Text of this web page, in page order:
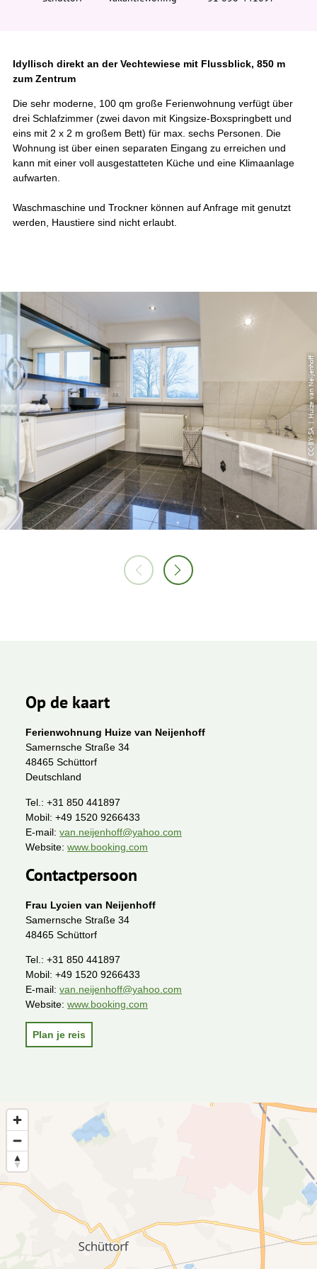
e
Idyllisch direkt an der Vechtewiese mit Flussblick, 850 m
zum Zentrum
Die sehr moderne, 100 qm große Ferienwohnung verfügt über
drei Schlafzimmer (zwei davon mit Kingsize-Boxspringbett und
eins mit 2 x 2 m großem Bett) für max. sechs Personen. Die
Wohnung ist über einen separaten Eingang zu erreichen und
kann mit einer voll ausgestatteten Küche und eine Klimaanlage
aufwarten.
Waschmaschine und Trockner können auf Anfrage mit genutzt
werden, Haustiere sind nicht erlaubt.
© CC-BY-SA | Huize van Neijenhoff
Op de kaart
Ferienwohnung Huize van Neijenhoff
Samernsche Straße 34
48465 Schüttorf
Deutschland
Tel.: +31 850 441897
Mobil: +49 1520 9266433
E-mail: van.neijenhoff@yahoo.com
Website: www.booking.com
Contactpersoon
Frau Lycien van Neijenhoff
Samernsche Straße 34
48465 Schüttorf
Tel.: +31 850 441897
Mobil: +49 1520 9266433
E-mail: van.neijenhoff@yahoo.com
Website: www.booking.com
Plan je reis